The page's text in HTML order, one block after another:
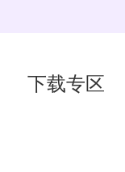
下载专区